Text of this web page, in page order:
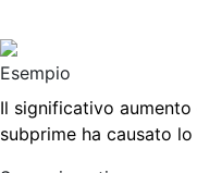
Esempio
Il significativo
subprime ha causato